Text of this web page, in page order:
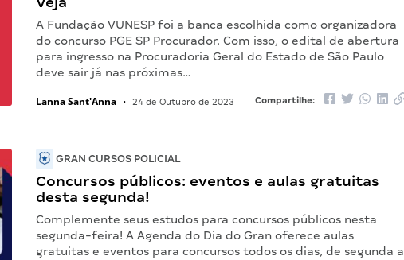
A Fundação VUNESP foi a banca escolhida como organizadora
do concurso PGE SP Procurador. Com isso, o edital de abertura
para ingresso na Procuradoria Geral do Estado de São Paulo
deve sair já nas próximas…
Lanna Sant'Anna • 24 de Outubro de 2023 Compartilhe:
GRAN CURSOS POLICIAL
Concursos públicos: eventos e aulas gratuitas
desta segunda!
Complemente seus estudos para concursos públicos nesta
segunda-feira! A Agenda do Dia do Gran oferece aulas
gratuitas e eventos para concursos todos os dias, de segunda a